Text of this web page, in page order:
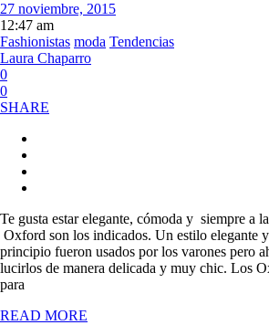
27 noviembre, 2015
12:47 am
Fashionistas moda Tendencias
Laura Chaparro
0
0
SHARE
Te gusta estar elegante, cómoda y siempre a
Oxford son los indicados. Un estilo elegante
principio fueron usados por los varones pero
lucirlos de manera delicada y muy chic. Los
para
READ MORE